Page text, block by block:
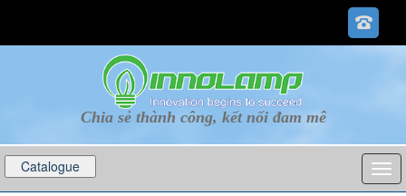
Chia sẻ thành công, kết nối đam mê
Catalogue p